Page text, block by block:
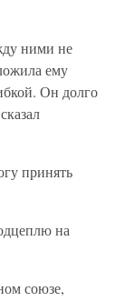
ними не
ему
Он долго
принять
на
союзе,